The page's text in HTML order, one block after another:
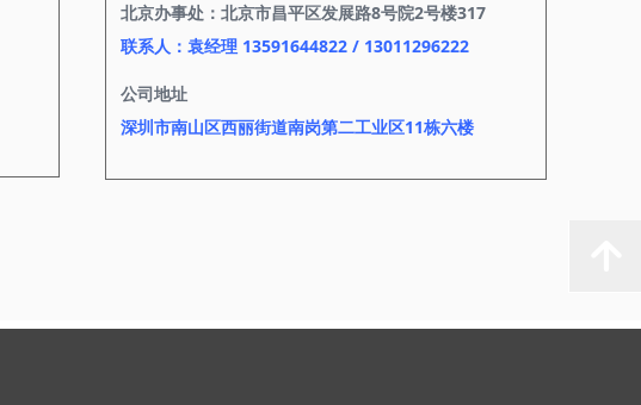
北京办事处：北京市昌平区发展路8号院2号楼317
联系人：袁经理 13591644822 / 13011296222
公司地址
深圳市南山区西丽街道南岗第二工业区11栋六楼